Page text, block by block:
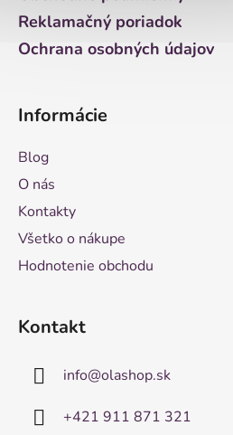
Reklamačný poriadok
Ochrana osobných údajov
Informácie
Blog
O nás
Kontakty
Všetko o nákupe
Hodnotenie obchodu
Kontakt
info@olashop.sk
+421 911 871 321